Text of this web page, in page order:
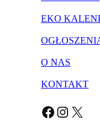
EKO
O NAS
KONTAKT
Facebook Instagram X